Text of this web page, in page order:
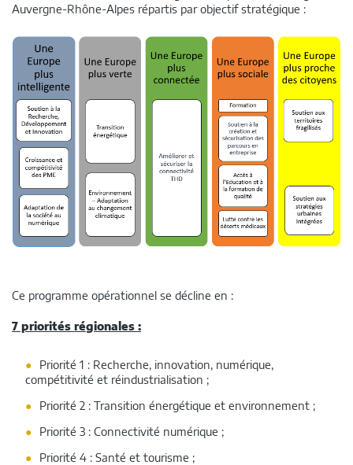
Auvergne-Rhône-Alpes répartis par objectif stratégique :
Ce programme opérationnel se décline en :
7 priorités régionales :
Priorité 1 : Recherche, innovation, numérique,
compétitivité et réindustrialisation ;
Priorité 2 : Transition énergétique et environnement ;
Priorité 3 : Connectivité numérique ;
Priorité 4 : Santé et tourisme ;